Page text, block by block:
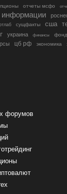
отчеты мсфо
информации
сущфакты сша
украина финансы
цб рф экономика
форумов